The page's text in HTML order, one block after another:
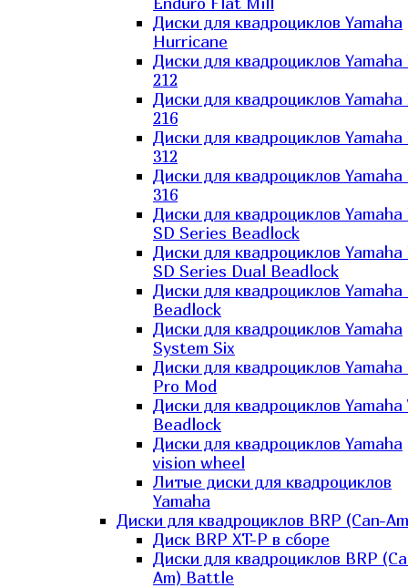
Диски для квадроциклов Yamaha
Hurricane
Диски для квадроциклов
212
Диски для квадроциклов
216
Диски для квадроциклов
312
Диски для квадроциклов
316
Диски для квадроциклов
SD Series Beadlock
Диски для квадроциклов
SD Series Dual Beadlock
Диски для квадроциклов Yamaha
Beadlock
Диски для квадроциклов Yamaha
System Six
Диски для квадроциклов Yamaha
Pro Mod
Диски для квадроциклов Yamaha
Beadlock
Диски для квадроциклов Yamaha
vision wheel
Литые диски для квадроциклов
Yamaha
Диски для квадроциклов BRP (Can-
Диск BRP XT-P в сборе
Диски для квадроциклов BRP
Am) Battle